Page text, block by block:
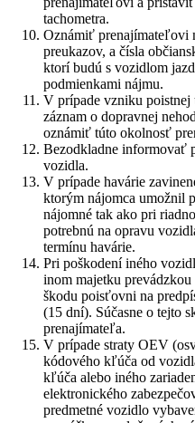
tachometra.
Oznámiť prenajímateľovi
preukazov, a čísla
ktorí budú s vozidlom
podmienkami nájmu.
V prípade vzniku
záznam o dopravnej
oznámiť túto okolnosť
Bezodkladne informovať
vozidla.
V prípade havárie
ktorým nájomca umožnil
nájomné tak ako pri
potrebnú na opravu
termínu havárie.
Pri poškodení iného
inom majetku
škodu poisťovni na
(15 dní). Súčasne o tejto
prenajímateľa.
V prípade straty OEV
kódového kľúča od
kľúča alebo iného
elektronického
predmetné vozidlo